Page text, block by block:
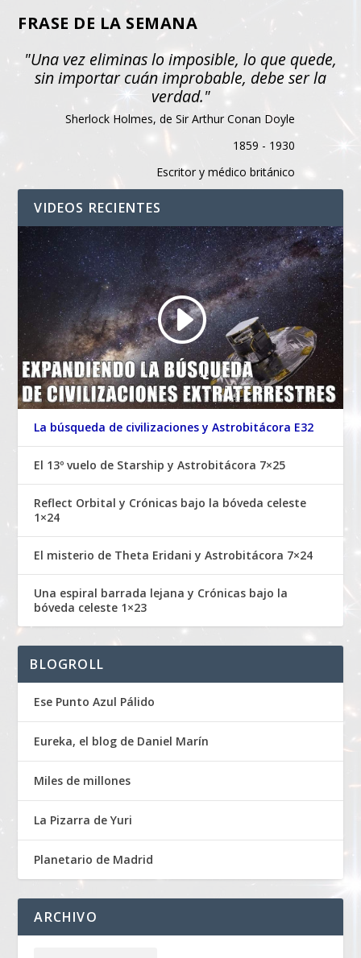
FRASE DE LA SEMANA
"Una vez eliminas lo imposible, lo que quede,
sin importar cuán improbable, debe ser la
verdad."
Sherlock Holmes, de Sir Arthur Conan Doyle
1859 - 1930
Escritor y médico británico
VIDEOS RECIENTES
La búsqueda de civilizaciones y Astrobitácora E32
El 13º vuelo de Starship y Astrobitácora 7×25
Reflect Orbital y Crónicas bajo la bóveda celeste
1×24
El misterio de Theta Eridani y Astrobitácora 7×24
Una espiral barrada lejana y Crónicas bajo la
bóveda celeste 1×23
BLOGROLL
Ese Punto Azul Pálido
Eureka, el blog de Daniel Marín
Miles de millones
La Pizarra de Yuri
Planetario de Madrid
ARCHIVO